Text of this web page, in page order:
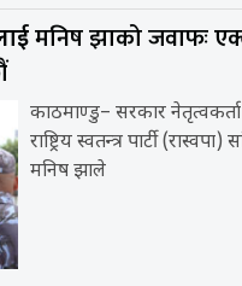
मनिष झाको जवाफः
काठमाण्डु– सरकार नेतृत्वकर्ता
राष्ट्रिय स्वतन्त्र पार्टी (रास्वपा)
मनिष झाले